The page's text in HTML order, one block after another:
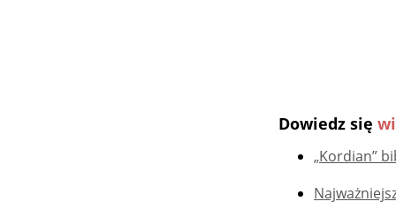
Dowiedz się
„Kordian”